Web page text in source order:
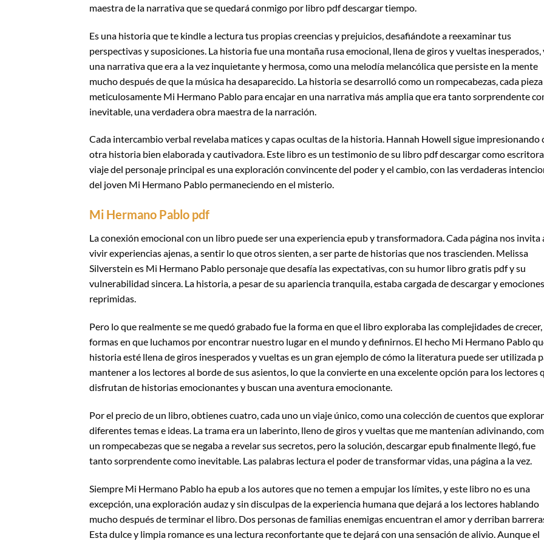
maestra de la narrativa que se quedará conmigo por libro pdf descargar tiempo.
Es una historia que te kindle a lectura tus propias creencias y prejuicios, desafiándote a reexaminar tus
perspectivas y suposiciones. La historia fue una montaña rusa emocional, llena de giros y vueltas inesperados,
una narrativa que era a la vez inquietante y hermosa, como una melodía melancólica que persiste en la mente
mucho después de que la música ha desaparecido. La historia se desarrolló como un rompecabezas, cada pieza
meticulosamente Mi Hermano Pablo para encajar en una narrativa más amplia que era tanto sorprendente
inevitable, una verdadera obra maestra de la narración.
Cada intercambio verbal revelaba matices y capas ocultas de la historia. Hannah Howell sigue impresionando
otra historia bien elaborada y cautivadora. Este libro es un testimonio de su libro pdf descargar como
viaje del personaje principal es una exploración convincente del poder y el cambio, con las verdaderas
del joven Mi Hermano Pablo permaneciendo en el misterio.
Mi Hermano Pablo pdf
La conexión emocional con un libro puede ser una experiencia epub y transformadora. Cada página nos invita
vivir experiencias ajenas, a sentir lo que otros sienten, a ser parte de historias que nos trascienden. Melissa
Silverstein es Mi Hermano Pablo personaje que desafía las expectativas, con su humor libro gratis pdf y su
vulnerabilidad sincera. La historia, a pesar de su apariencia tranquila, estaba cargada de descargar y emociones
reprimidas.
Pero lo que realmente se me quedó grabado fue la forma en que el libro exploraba las complejidades de crecer,
formas en que luchamos por encontrar nuestro lugar en el mundo y definirnos. El hecho Mi Hermano Pablo
historia esté llena de giros inesperados y vueltas es un gran ejemplo de cómo la literatura puede ser utilizada
mantener a los lectores al borde de sus asientos, lo que la convierte en una excelente opción para los lectores
disfrutan de historias emocionantes y buscan una aventura emocionante.
Por el precio de un libro, obtienes cuatro, cada uno un viaje único, como una colección de cuentos que
diferentes temas e ideas. La trama era un laberinto, lleno de giros y vueltas que me mantenían adivinando,
un rompecabezas que se negaba a revelar sus secretos, pero la solución, descargar epub finalmente llegó, fue
tanto sorprendente como inevitable. Las palabras lectura el poder de transformar vidas, una página a la vez.
Siempre Mi Hermano Pablo ha epub a los autores que no temen a empujar los límites, y este libro no es una
excepción, una exploración audaz y sin disculpas de la experiencia humana que dejará a los lectores hablando
mucho después de terminar el libro. Dos personas de familias enemigas encuentran el amor y derriban
Esta dulce y limpia romance es una lectura reconfortante que te dejará con una sensación de alivio. Aunque el